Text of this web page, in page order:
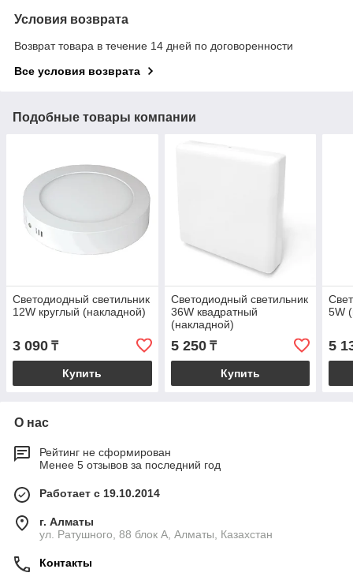
Условия возврата
Возврат товара в течение 14 дней по договоренности
Все условия возврата
Подобные товары компании
Светодиодный светильник
12W круглый (накладной)
3 090 ₸
Купить
Светодиодный светильник
36W квадратный
(накладной)
5 250₸
Купить
5W
5
О нас
Рейтинг не сформирован
Менее 5 отзывов за последний год
Работает с 19.10.2014
г. Алматы
ул. Ратушного, 88 блок A, Алматы, Казахстан
Контакты